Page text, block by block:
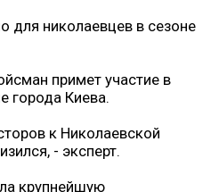
для николаевцев в сезоне
примет участие в
города Киева.
к Николаевской
- эксперт.
крупнейшую